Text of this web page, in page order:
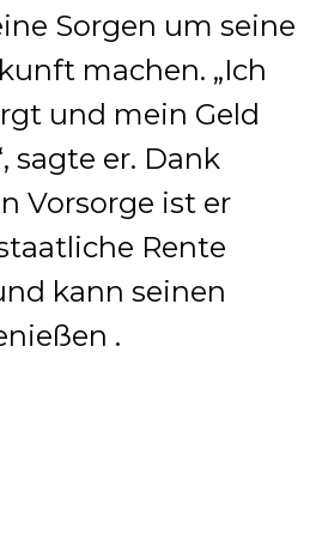
Sorgen um seine
machen. „Ich
und mein Geld
sagte er. Dank
Vorsorge ist er
Rente
kann seinen
.